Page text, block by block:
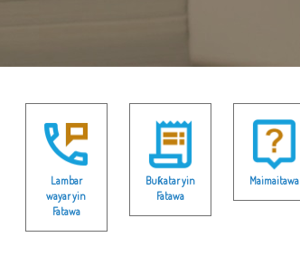
Lambar
wayar yin
Fatawa
Buƙatar yin
Fatawa
Maimaitawa